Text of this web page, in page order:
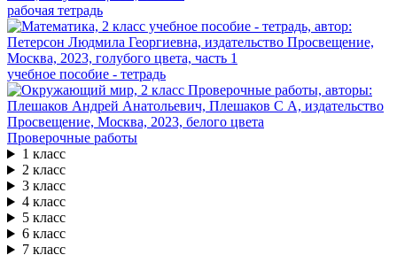
рабочая тетрадь
учебное пособие - тетрадь
Проверочные работы
1 класс
2 класс
3 класс
4 класс
5 класс
6 класс
7 класс